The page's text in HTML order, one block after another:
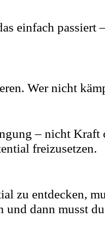
einfach passiert
Wer nicht
– nicht Kraft
freizusetzen.
zu entdecken,
und dann musst